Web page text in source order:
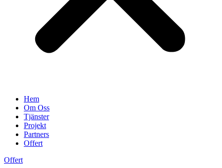
Hem
Om Oss
Tjänster
Projekt
Partners
Offert
Offert